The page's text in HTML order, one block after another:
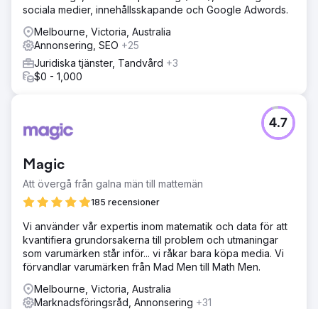
sociala medier, innehållsskapande och Google Adwords.
Melbourne, Victoria, Australia
Annonsering, SEO +25
Juridiska tjänster, Tandvård +3
$0 - 1,000
Magic
Att övergå från galna män till mattemän
185 recensioner
4.7
Vi använder vår expertis inom matematik och data för att
kvantifiera grundorsakerna till problem och utmaningar
som varumärken står inför... vi råkar bara köpa media. Vi
förvandlar varumärken från Mad Men till Math Men.
Melbourne, Victoria, Australia
Marknadsföringsråd, Annonsering +31